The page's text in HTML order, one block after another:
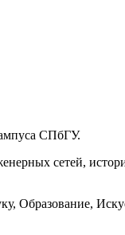
СПбГУ.
сетей,
Образование,